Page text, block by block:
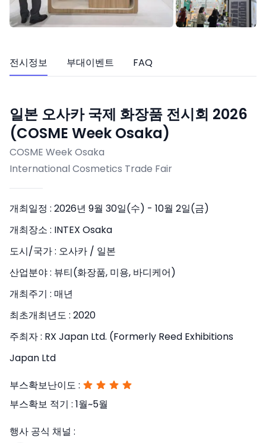
전시정보 부대이벤트 FAQ
일본 오사카 국제 화장품 전시회 2026
(COSME Week Osaka)
COSME Week Osaka
International Cosmetics Trade Fair
개최일정 : 2026년 9월 30일(수) - 10월 2일(금)
개최장소 : INTEX Osaka
도시/국가 : 오사카 / 일본
산업분야 : 뷰티(화장품, 미용, 바디케어)
개최주기 : 매년
최초개최년도 : 2020
주최자 : RX Japan Ltd. (Formerly Reed Exhibitions
Japan Ltd
부스확보난이도 :
부스확보 적기 : 1월~5월
행사 공식 채널 :